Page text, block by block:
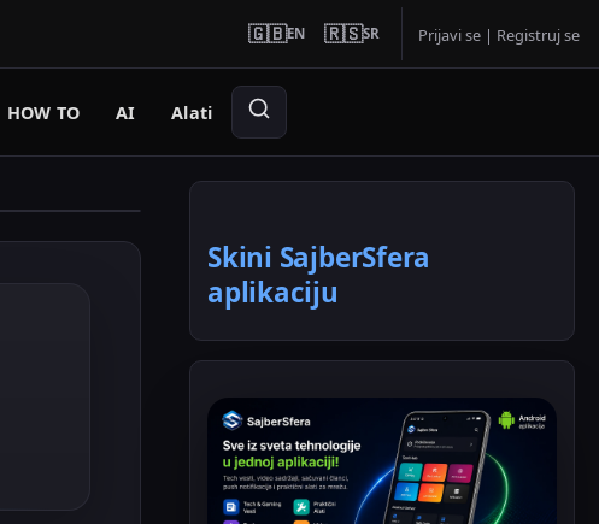
🇬🇧EN 🇷🇸SR Prijavi se | Registruj se
HOW TO AI Alati
Skini SajberSfera
aplikaciju